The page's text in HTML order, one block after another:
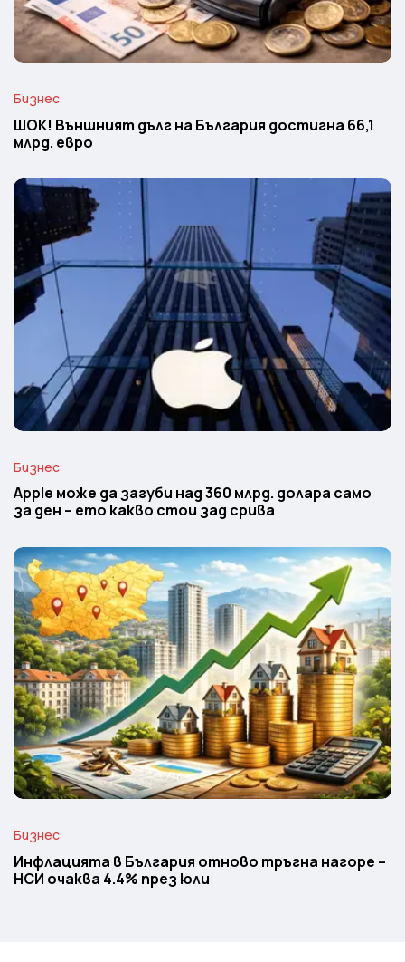
Бизнес
ШОК! Външният дълг на България достигна 66,1
млрд. евро
Бизнес
Apple може да загуби над 360 млрд. долара само
за ден – ето какво стои зад срива
Бизнес
Инфлацията в България отново тръгна нагоре –
НСИ очаква 4.4% през юли